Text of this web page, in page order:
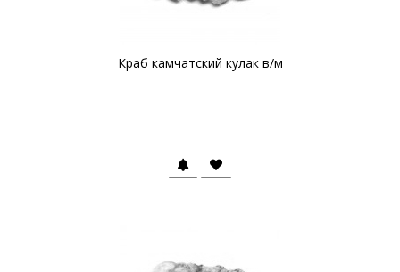
Краб камчатский кулак в/м